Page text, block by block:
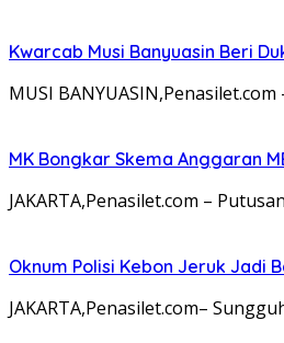
Kwarcab Musi Banyuasin Beri
MUSI
MK Bongkar Skema Anggaran
JAKARTA,Penasilet.com –
Oknum Polisi Kebon Jeruk Jadi
JAKARTA,Penasilet.com–